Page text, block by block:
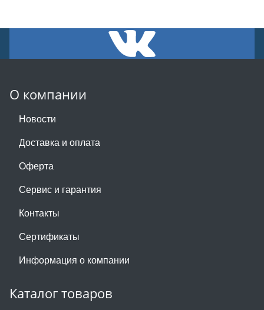
О компании
Новости
Доставка и оплата
Оферта
Сервис и гарантия
Контакты
Сертификаты
Информация о компании
Каталог товаров